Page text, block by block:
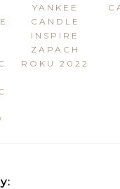
YANKEE
CANDLE
INSPIRE
ZAPACH
ROKU 2022